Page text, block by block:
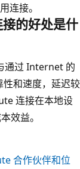
连接。
的好处是什
通过 Internet 的
和速度，延迟较
连接在本地设
效益。
合作伙伴和位